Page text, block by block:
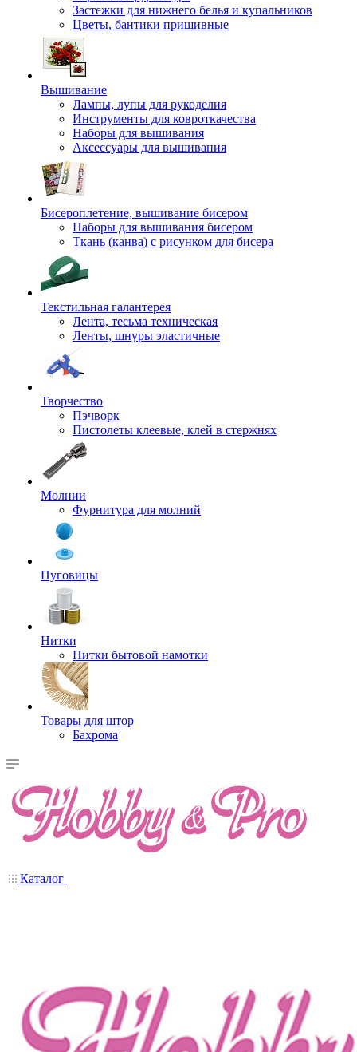
Застежки для нижнего белья и купальников
Цветы, бантики пришивные
Вышивание
Лампы, лупы для рукоделия
Инструменты для ковроткачества
Наборы для вышивания
Аксессуары для вышивания
Бисероплетение, вышивание бисером
Наборы для вышивания бисером
Ткань (канва) с рисунком для бисера
Текстильная галантерея
Лента, тесьма техническая
Ленты, шнуры эластичные
Творчество
Пэчворк
Пистолеты клеевые, клей в стержнях
Молнии
Фурнитура для молний
Пуговицы
Нитки
Нитки бытовой намотки
Товары для штор
Бахрома
Каталог